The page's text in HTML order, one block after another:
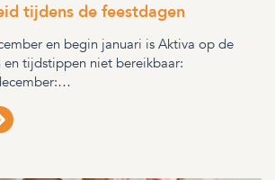
tijdens de feestdagen
en begin januari is Aktiva op de
tijdstippen niet bereikbaar: